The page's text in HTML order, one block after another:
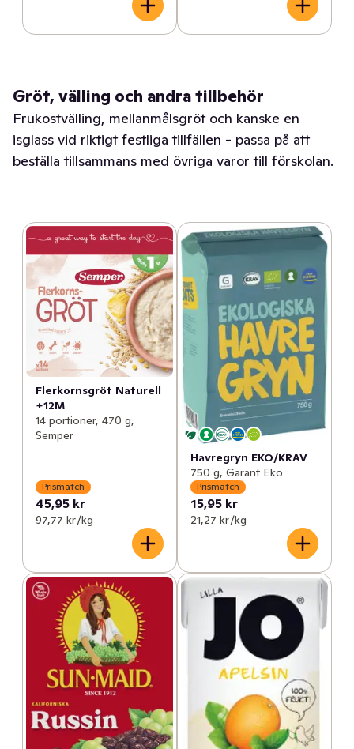
Gröt, välling och andra tillbehör
Frukostvälling, mellanmålsgröt och kanske en
isglass vid riktigt festliga tillfällen - passa på att
beställa tillsammans med övriga varor till förskolan.
Flerkornsgröt Naturell
+12M
14 portioner, 470 g,
Semper
Prismatch
45,95 kr
97,77 kr /kg
Havregryn EKO/KRAV
750 g, Garant Eko
Prismatch
15,95 kr
21,27 kr /kg